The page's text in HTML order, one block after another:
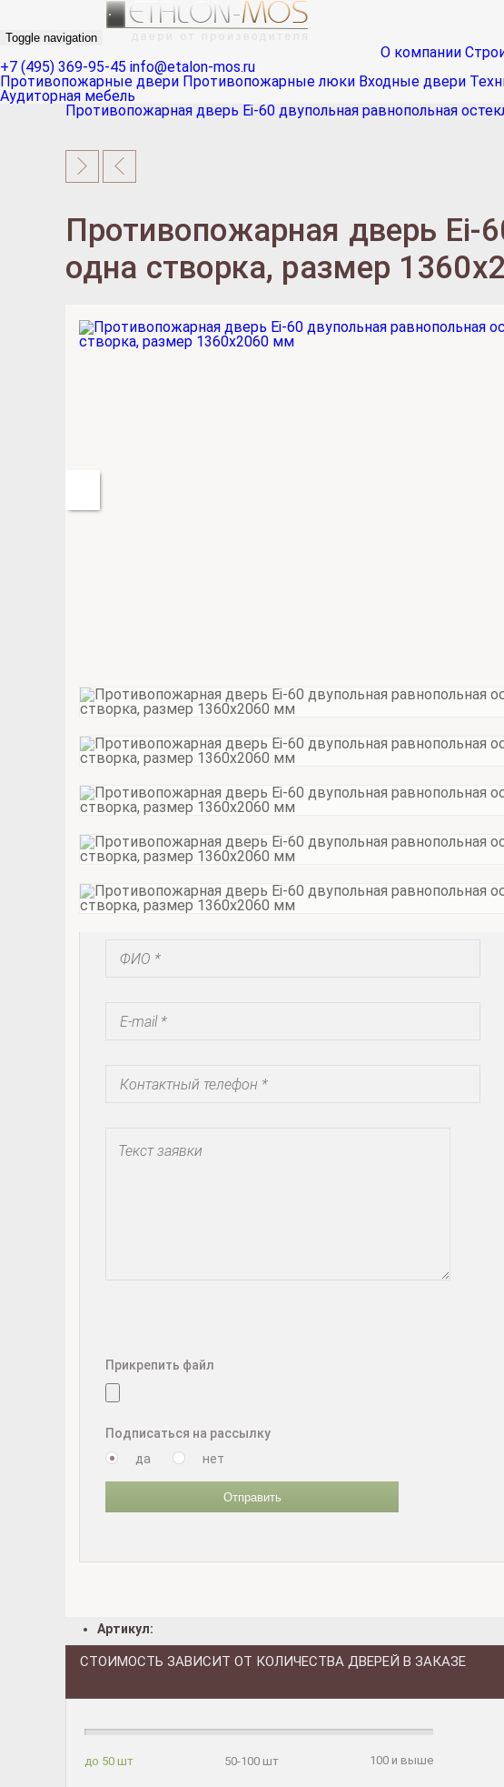
Toggle navigation
О компании
+7 (495) 369-95-45 info@etalon-mos.ru
Противопожарные двери Противопожарные люки Входные двери
Аудиторная мебель
Противопожарная дверь Ei-60 двупольная равнопольная
Противопожарная дверь Ei-
одна створка, размер
Прикрепить файл
Подписаться на рассылку
да
нет
Отправить
Артикул:
СТОИМОСТЬ ЗАВИСИТ ОТ КОЛИЧЕСТВА ДВЕРЕЙ В ЗАКАЗЕ
до 50 шт 50-100 шт 100 и выше